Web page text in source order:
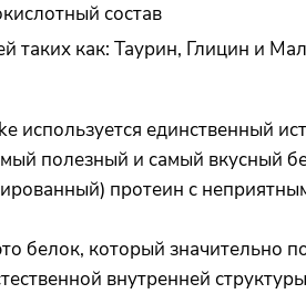
состав
таких как: Таурин, Глицин и
используется единственный
полезный и самый вкусный
протеин с
белок, который значительно
внутренней